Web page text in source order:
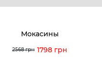
Мокасины
2568 грн 1798 грн